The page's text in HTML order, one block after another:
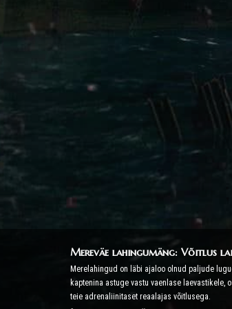
Mereväe lahingumäng: Võitlus
Merelahingud on läbi ajaloo olnud paljude
kaptenina astuge vastu vaenlase
teie adrenaliinitaset reaalajas võitlusega.